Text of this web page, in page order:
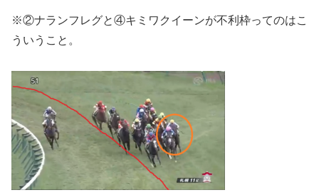
※②ナランフレグと④キミワクイーンが不利枠ってのはこ
ういうこと。